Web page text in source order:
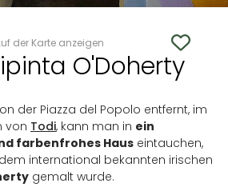
der Karte anzeigen
O'Doherty
der Piazza del Popolo entfernt, im
von Todi, kann man in ein
farbenfrohes Haus eintauchen,
international bekannten irischen
gemalt wurde.